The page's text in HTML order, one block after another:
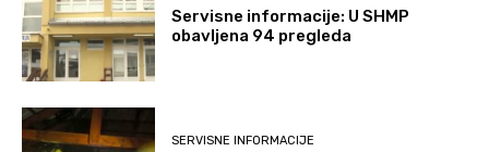
Servisne informacije: U SHMP
obavljena 94 pregleda
SERVISNE INFORMACIJE